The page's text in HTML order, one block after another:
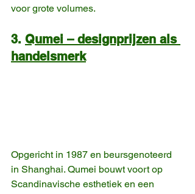
voor grote volumes.
3. Qumei – designprijzen als
handelsmerk
Opgericht in 1987 en beursgenoteerd
in Shanghai. Qumei bouwt voort op
Scandinavische esthetiek en een